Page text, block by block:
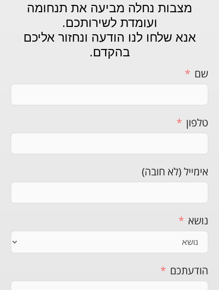
מצבות נחלה מביעה את תנחומה
ועומדת לשירותכם.
אנא שלחו לנו הודעה ונחזור אליכם
בהקדם.
שם
טלפון
אימייל (לא חובה)
נושא
הודעתכם